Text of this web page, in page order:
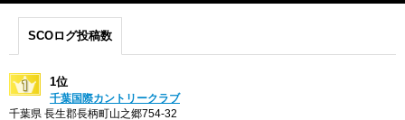
SCOログ投稿数
1位
千葉国際カントリークラブ
千葉県 長生郡長柄町山之郷754-32